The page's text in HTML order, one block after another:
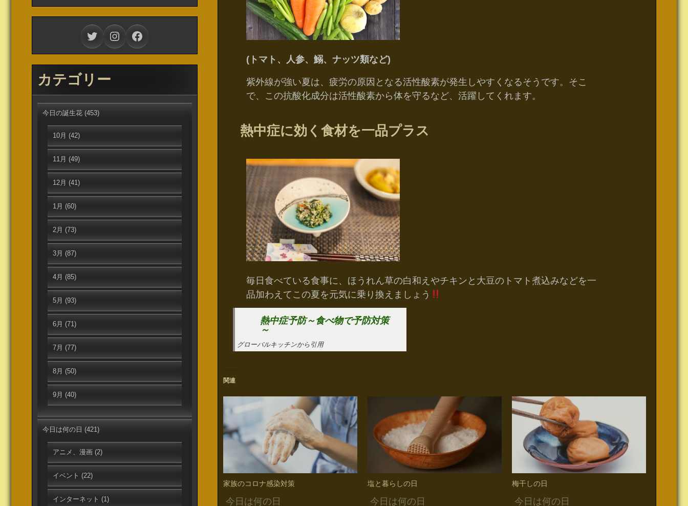
(トマト、人参、鰯、ナッツ類など)
紫外線が強い夏は、疲労の原因となる活性酸素が発生しやすくなるそうです。そこ
で、この抗酸化成分は活性酸素から体を守るなど、活躍してくれます。
熱中症に効く食材を一品プラス
毎日食べている食事に、ほうれん草の白和えやチキンと大豆のトマト煮込みなどを一
品加わえてこの夏を元気に乗り換えましょう
熱中症予防～食べ物で予防対策
～
グローバルキッチンから引用
関連
家族のコロナ感染対策
今日は何の日
塩と暮らしの日
今日は何の日
梅干しの日
今日は何の日
TwitterInstagramFacebook
カテゴリー
今日の誕生花 (453)
10月 (42)
11月 (49)
12月 (41)
1月 (60)
2月 (73)
3月 (87)
4月 (85)
5月 (93)
6月 (71)
7月 (77)
8月 (50)
9月 (40)
今日は何の日 (421)
アニメ、漫画 (2)
イベント (22)
インターネット (1)